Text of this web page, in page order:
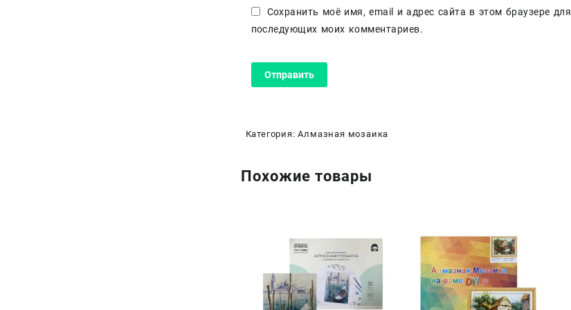
Сохранить моё имя, email и адрес сайта в этом браузере для
последующих моих комментариев.
Категория:Алмазная мозаика
Похожие товары